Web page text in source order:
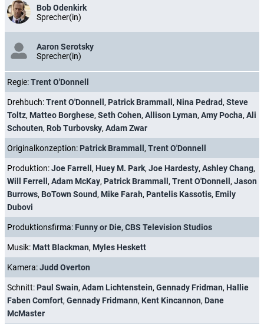
Bob Odenkirk
Sprecher(in)
Aaron Serotsky
Sprecher(in)
Regie:Trent O'Donnell
Drehbuch:Trent O'Donnell, Patrick Brammall, Nina Pedrad, Steve
Toltz, Matteo Borghese, Seth Cohen, Allison Lyman, Amy Pocha, Ali
Schouten, Rob Turbovsky, Adam Zwar
Originalkonzeption: Patrick Brammall, Trent O'Donnell
Produktion:Joe Farrell, Huey M. Park, Joe Hardesty, Ashley Chang,
Will Ferrell, Adam McKay, Patrick Brammall, Trent O'Donnell, Jason
Burrows, BoTown Sound, Mike Farah, Pantelis Kassotis, Emily
Dubovi
Produktionsfirma: Funny or Die, CBS Television Studios
Musik: Matt Blackman, Myles Heskett
Kamera:Judd Overton
Schnitt: Paul Swain, Adam Lichtenstein, Gennady Fridman, Hallie
Faben Comfort, Gennady Fridmann, Kent Kincannon, Dane
McMaster